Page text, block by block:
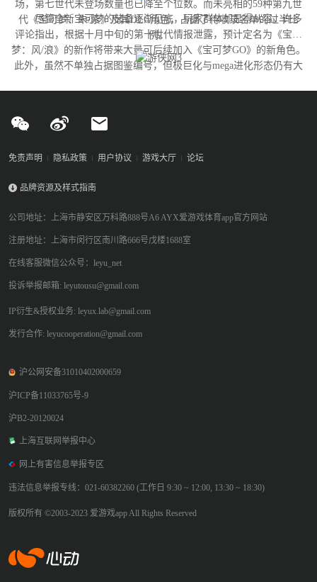
场，第七世代未登场数量也已降至个位数。而未亮相的59种第九世
代《宝可梦：朱/紫》及其DLC角色，占据了待收录名单的过半比
例。
尽管全新宝可梦的储备逐渐见底，玩家群体却显得从容。许多
评论指出，根据十月中旬的第十世代情报泄露，预计定名为《宝可
梦：风/浪》的新作将带来大量可后续加入《宝可梦GO》的新角色。
此外，虽然不单独占据图鉴编号，但极巨化与mega进化形态仍有大
免责声明 隐私政策 用户协议 游戏大厅 论坛
品牌资源及样式指南
公司地址：上海市静安区万科路888号A6 AYX爱游戏体育app官方网站
注册地址：上海市闵行区南川路666号戊楼1688室
在线客服微信公众号：leyu_net
投诉举报邮箱: leyutousu@gmail.com
IP衍生&授权业务: leyux.lab@gmail.com
发行合作: leyucooperation@gmail.com
沪公网安备31010402000659
沪ICP备11033765号-9
沪B2-20120024
上海互联网举报中心
网上有害信息举报专区
违法信息举报专线：021-60382260 (工作日 9:30 ~ 12:00, 13:30 ~ 18:30)
版权所有 ©2003-2023 爱游戏app All Rights Reserved
爱游戏app体育